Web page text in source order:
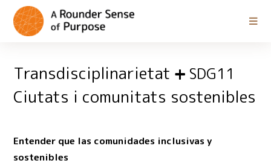
Transdisciplinarietat SDG11
Ciutats i comunitats sostenibles
Entender que las comunidades inclusivas y
sostenibles